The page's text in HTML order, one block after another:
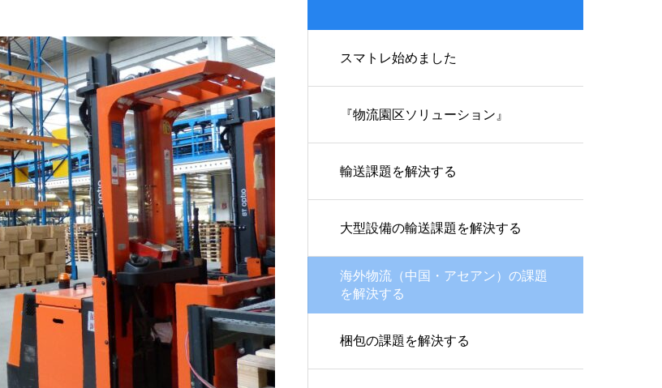
海外物流サービス
LOGISTIC SOLUTION
機械・プラント
輸出サービス
重量物の輸送も得意な
のです。
海上通関一貫輸送
有！ 海上/通関一貫輸
タ算出サー
『物流園区ソリューション』
ク 経営方針
Policy
DXへの取り組み
DXstrategy
財務ハイライト
highlight
スマトレ始めました
『物流園区ソリューション』
輸送課題を解決する
大型設備の輸送課題を解決する
海外物流（中国・アセアン）の課題
を解決する
梱包の課題を解決する